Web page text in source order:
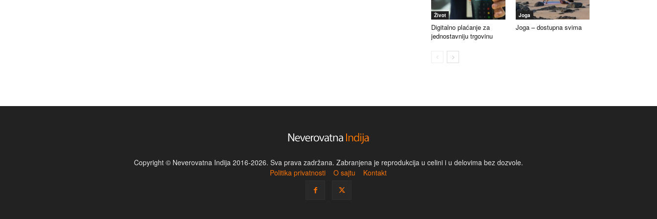
Život
Digitalno plaćanje za
jednostavniju trgovinu
Joga
Joga – dostupna svima
Copyright © Neverovatna Indija 2016-2026. Sva prava zadržana. Zabranjena je reprodukcija u celini i u delovima bez dozvole.
Politika privatnosti
O sajtu Kontakt